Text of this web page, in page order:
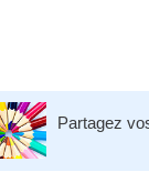
Partagez